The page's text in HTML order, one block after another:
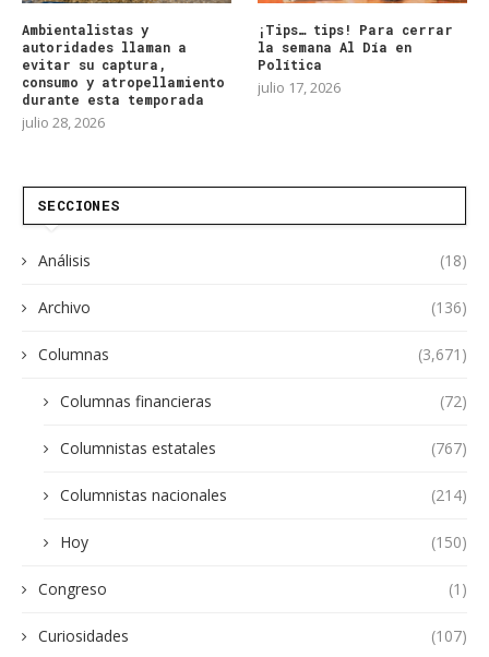
Ambientalistas y
autoridades llaman a
evitar su captura,
consumo y atropellamiento
durante esta temporada
julio 28, 2026
¡Tips… tips! Para cerrar
la semana Al Día en
Política
julio 17, 2026
SECCIONES
Análisis (18)
Archivo (136)
Columnas (3,671)
Columnas financieras (72)
Columnistas estatales (767)
Columnistas nacionales (214)
Hoy (150)
Congreso (1)
Curiosidades (107)